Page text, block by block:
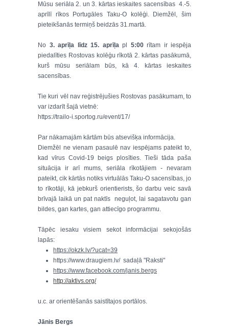
Mūsu seriāla 2. un 3. kārtas ieskaites sacensības 4.-5.
aprīlī rīkos Portugāles Taku-O kolēģi. Diemžēl, šim
pieteikšanās termiņš beidzās 31.martā.
No 3. aprīļa līdz 15. aprīļapl 5:00rītam ir iespēja
piedalīties Rostovas kolēģu rīkotā 2. kārtas pasākumā,
kurš mūsu seriālam būs, kā 4. kārtas ieskaites
sacensības.
Tie kuri vēl nav reģistrējušies Rostovas pasākumam, to
var izdarīt šajā vietnē:
https://trailo-i.sportog.ru/event/17/
Par nākamajām kārtām būs atsevišķa informācija.
Diemžēl ne vienam pasaulē nav iespējams pateikt to,
kad vīrus Covid-19 beigs plosīties. Tieši tāda paša
situācija ir arī mums, seriāla rīkotājiem - nevaram
pateikt, cik kārtās notiks virtuālās Taku-O sacensības, jo
to rīkotāji, kā jebkurš orientierists, šo darbu veic savā
brīvajā laikā un pat naktīs neguļot, lai sagatavotu gan
bildes, gan kartes, gan attiecīgo programmu.
Tāpēc iesaku visiem sekot informācijai sekojošās
lapās:
https://okzk.lv/?ucat=39
https://www.draugiem.lv/ sadaļā "Raksti"
https://www.facebook.com/janis.bergs
http://aktivs.org/
u.c. ar orientēšanās saistītajos portālos.
Jānis Bergs